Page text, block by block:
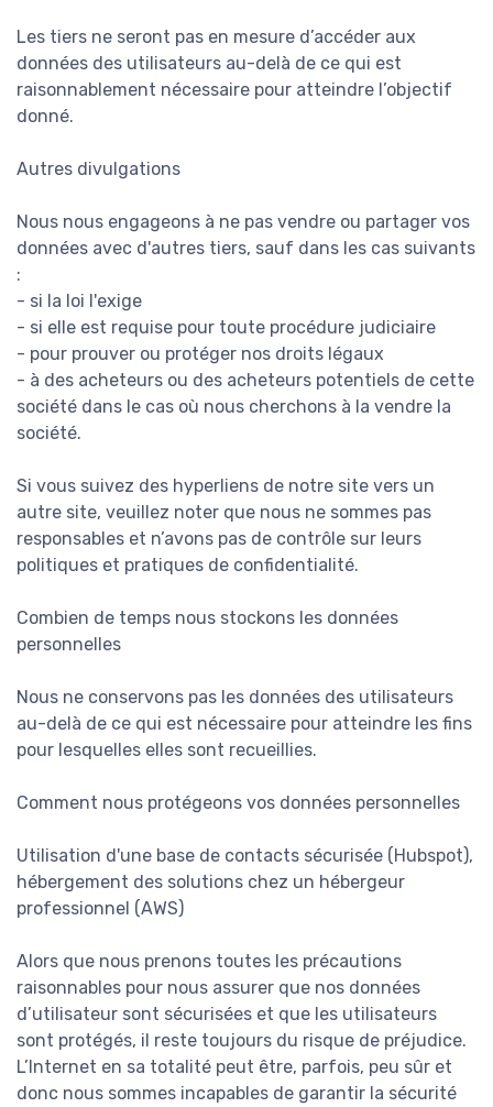
Les tiers ne seront pas en mesure d’accéder aux
données des utilisateurs au-delà de ce qui est
raisonnablement nécessaire pour atteindre l’objectif
donné.
Autres divulgations
Nous nous engageons à ne pas vendre ou partager vos
données avec d'autres tiers, sauf dans les cas suivants
:
- si la loi l'exige
- si elle est requise pour toute procédure judiciaire
- pour prouver ou protéger nos droits légaux
- à des acheteurs ou des acheteurs potentiels de cette
société dans le cas où nous cherchons à la vendre la
société.
Si vous suivez des hyperliens de notre site vers un
autre site, veuillez noter que nous ne sommes pas
responsables et n’avons pas de contrôle sur leurs
politiques et pratiques de confidentialité.
Combien de temps nous stockons les données
personnelles
Nous ne conservons pas les données des utilisateurs
au-delà de ce qui est nécessaire pour atteindre les fins
pour lesquelles elles sont recueillies.
Comment nous protégeons vos données personnelles
Utilisation d'une base de contacts sécurisée (Hubspot),
hébergement des solutions chez un hébergeur
professionnel (AWS)
Alors que nous prenons toutes les précautions
raisonnables pour nous assurer que nos données
d’utilisateur sont sécurisées et que les utilisateurs
sont protégés, il reste toujours du risque de préjudice.
L’Internet en sa totalité peut être, parfois, peu sûr et
donc nous sommes incapables de garantir la sécurité